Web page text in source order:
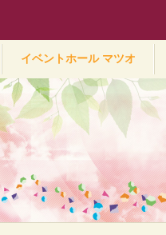
イベントホール マツオ